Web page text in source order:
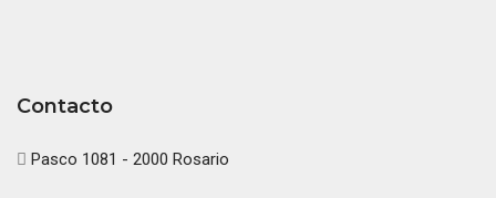
Contacto
Pasco 1081 - 2000 Rosario